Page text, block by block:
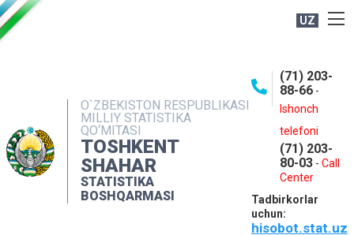
UZ
O`ZBEKISTON RESPUBLIKASI
MILLIY STATISTIKA
QO‘MITASI
TOSHKENT
SHAHAR
STATISTIKA
BOSHQARMASI
(71) 203-
88-66 -
Ishonch
telefoni
(71) 203-
80-03 - Call
Center
Tadbirkorlar
uchun:
hisobot.stat.uz
NASHRLAR
INTERAKTIV XIZMATLAR
MATBUOT XIZMATI
MUROJAATLAR